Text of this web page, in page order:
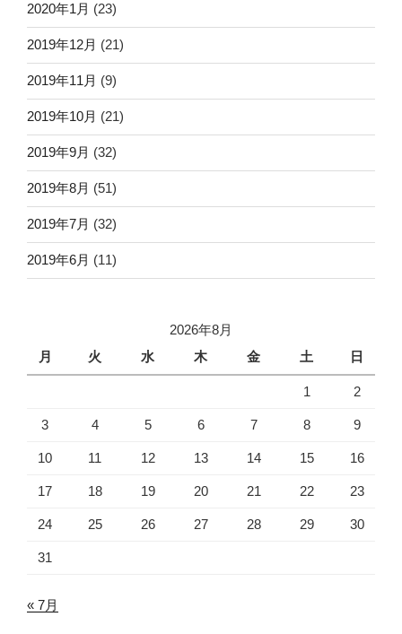
2020年1月 (23)
2019年12月 (21)
2019年11月 (9)
2019年10月 (21)
2019年9月 (32)
2019年8月 (51)
2019年7月 (32)
2019年6月 (11)
2026年8月
月
火 水 木 金 土 日
1 2
3 4 5 6 7 8 9
10 11 12 13 14 15 16
17 18 19 20 21 22 23
24 25 26 27 28 29 30
31
« 7月